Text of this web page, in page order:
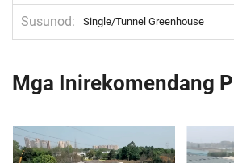
Susunod Single/Tunnel Greenhouse
Mga Inirekomendang